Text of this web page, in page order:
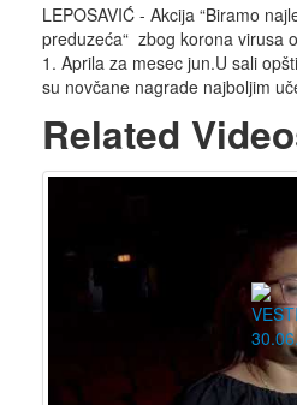
LEPOSAVIĆ - Akcija “Biramo
preduzeća“ zbog korona virusa
1. Aprila za mesec jun.U sali
su novčane nagrade najboljim
Related